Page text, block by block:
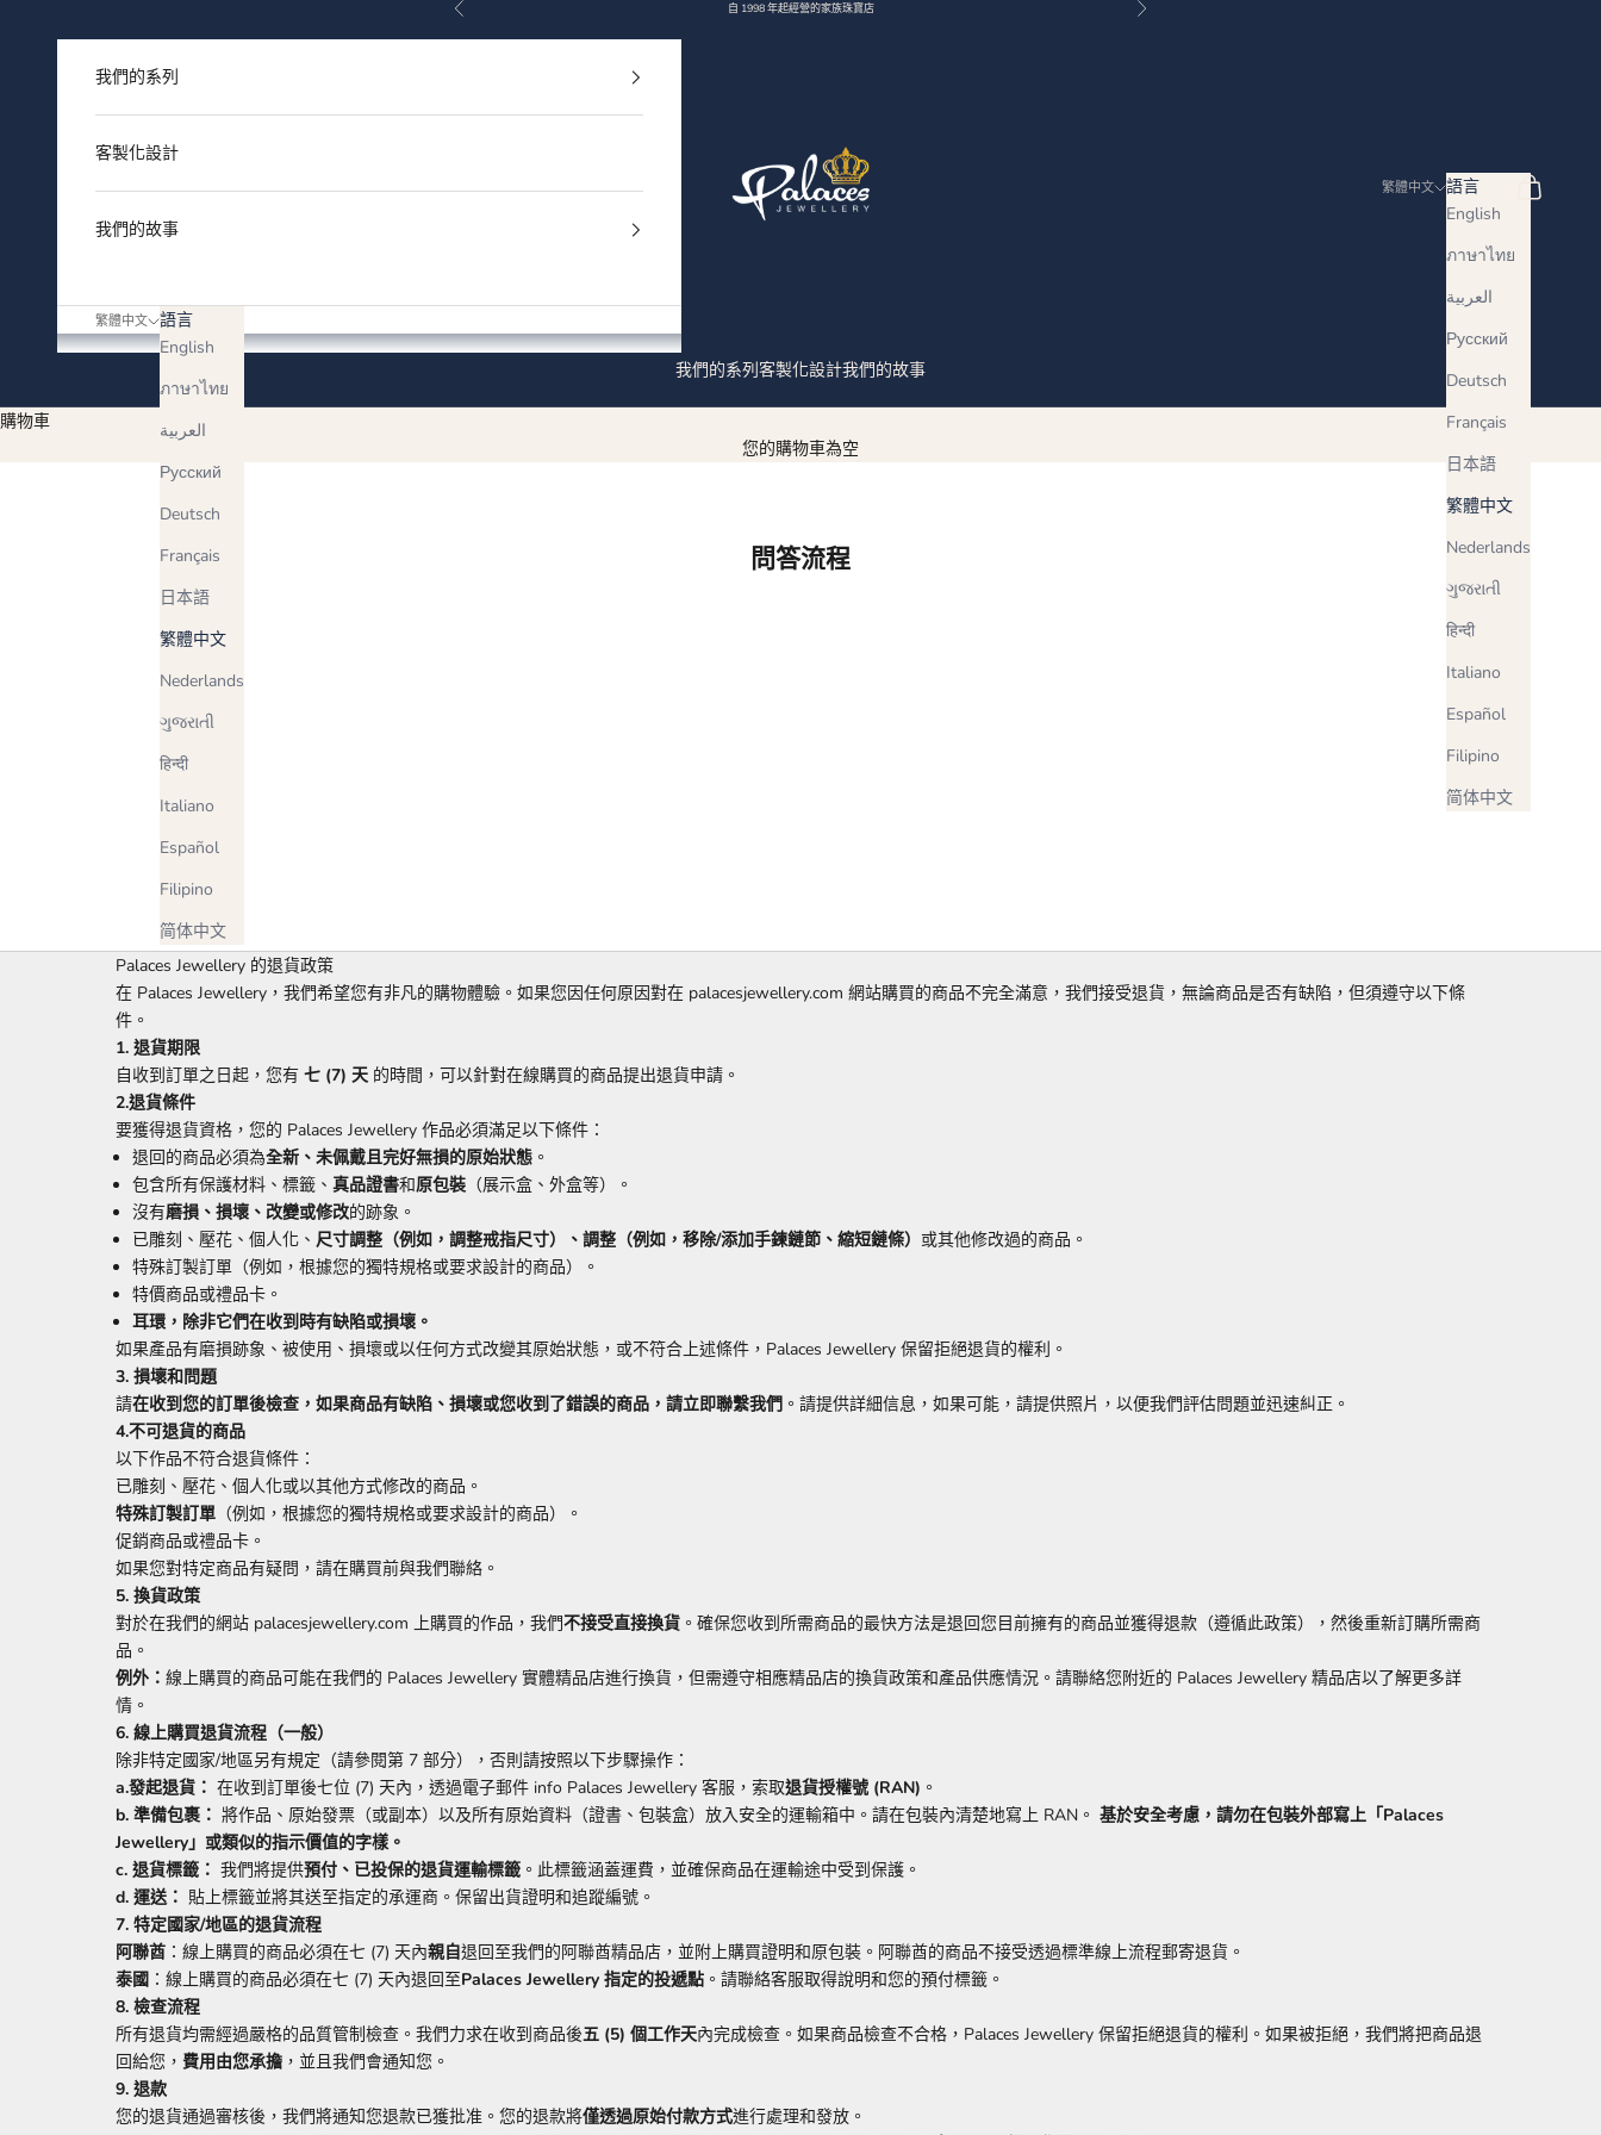
上一個 自 1998 年起經營的家族珠寶店 下一個
Palaces Jewellery
我們的系列 客製化設計我們的故事
繁體中文
語言
English
ภาษาไทย
العربية
Русский
Deutsch
Français
日本語
繁體中文
Nederlands
ગુજરાતી
हिन्दी
Italiano
Español
Filipino
简体中文
購物車
我們的系列
客製化設計
我們的故事
繁體中文
語言
English
ภาษาไทย
العربية
Русский
Deutsch
Français
日本語
繁體中文
Nederlands
ગુજરાતી
हिन्दी
Italiano
Español
Filipino
简体中文
購物車
您的購物車為空
問答流程
Palaces Jewellery 的退貨政策
在 Palaces Jewellery，我們希望您有非凡的購物體驗。如果您因任何原因對在 palacesjewellery.com 網站購買的商品不完全滿意，我們接受退貨，無論商品是否有缺陷，但須遵守以下條
件。
1. 退貨期限
自收到訂單之日起，您有 七 (7) 天 的時間，可以針對在線購買的商品提出退貨申請。
2.退貨條件
要獲得退貨資格，您的 Palaces Jewellery 作品必須滿足以下條件：
退回的商品必須為全新、未佩戴且完好無損的原始狀態 。
包含所有保護材料、標籤、 真品證書和原包裝 （展示盒、外盒等）。
沒有磨損、損壞、改變或修改的跡象。
已雕刻、壓花、個人化、 尺寸調整（例如，調整戒指尺寸）、調整（例如，移除/添加手鍊鏈節、縮短鏈條） 或其他修改過的商品。
特殊訂製訂單（例如，根據您的獨特規格或要求設計的商品）。
特價商品或禮品卡。
耳環，除非它們在收到時有缺陷或損壞。
如果產品有磨損跡象、被使用、損壞或以任何方式改變其原始狀態，或不符合上述條件，Palaces Jewellery 保留拒絕退貨的權利。
3. 損壞和問題
請在收到您的訂單後檢查，如果商品有缺陷、損壞或您收到了錯誤的商品，請立即聯繫我們 。請提供詳細信息，如果可能，請提供照片，以便我們評估問題並迅速糾正。
4.不可退貨的商品
以下作品不符合退貨條件：
已雕刻、壓花、個人化或以其他方式修改的商品。
特殊訂製訂單 （例如，根據您的獨特規格或要求設計的商品）。
促銷商品或禮品卡。
如果您對特定商品有疑問，請在購買前與我們聯絡。
5. 換貨政策
對於在我們的網站 palacesjewellery.com 上購買的作品，我們不接受直接換貨 。確保您收到所需商品的最快方法是退回您目前擁有的商品並獲得退款（遵循此政策），然後重新訂購所需商
品。
例外： 線上購買的商品可能在我們的 Palaces Jewellery 實體精品店進行換貨，但需遵守相應精品店的換貨政策和產品供應情況。請聯絡您附近的 Palaces Jewellery 精品店以了解更多詳
情。
6. 線上購買退貨流程（一般）
除非特定國家/地區另有規定（請參閱第 7 部分），否則請按照以下步驟操作：
a.發起退貨： 在收到訂單後七位 (7) 天內，透過電子郵件 info Palaces Jewellery 客服，索取退貨授權號 (RAN) 。
b. 準備包裹： 將作品、原始發票（或副本）以及所有原始資料（證書、包裝盒）放入安全的運輸箱中。請在包裝內清楚地寫上 RAN。 基於安全考慮，請勿在包裝外部寫上「Palaces
Jewellery」或類似的指示價值的字樣。
c. 退貨標籤： 我們將提供預付、已投保的退貨運輸標籤 。此標籤涵蓋運費，並確保商品在運輸途中受到保護。
d. 運送： 貼上標籤並將其送至指定的承運商。保留出貨證明和追蹤編號。
7. 特定國家/地區的退貨流程
阿聯酋 ：線上購買的商品必須在七 (7) 天內親自退回至我們的阿聯酋精品店，並附上購買證明和原包裝。阿聯酋的商品不接受透過標準線上流程郵寄退貨。
泰國 ：線上購買的商品必須在七 (7) 天內退回至Palaces Jewellery 指定的投遞點 。請聯絡客服取得說明和您的預付標籤。
8. 檢查流程
所有退貨均需經過嚴格的品質管制檢查。我們力求在收到商品後五 (5) 個工作天內完成檢查。如果商品檢查不合格，Palaces Jewellery 保留拒絕退貨的權利。如果被拒絕，我們將把商品退
回給您， 費用由您承擔 ，並且我們會通知您。
9. 退款
您的退貨通過審核後，我們將通知您退款已獲批准。您的退款將僅透過原始付款方式進行處理和發放。